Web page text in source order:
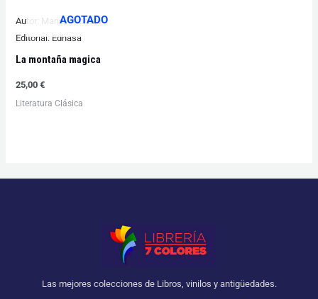
AGOTADO
Autor: Mann, Thomas
Editorial: Edhasa
La montaña magica
25,00€
Literatura Clásica
Las mejores colecciones de Libros, vinilos y antigüedades.